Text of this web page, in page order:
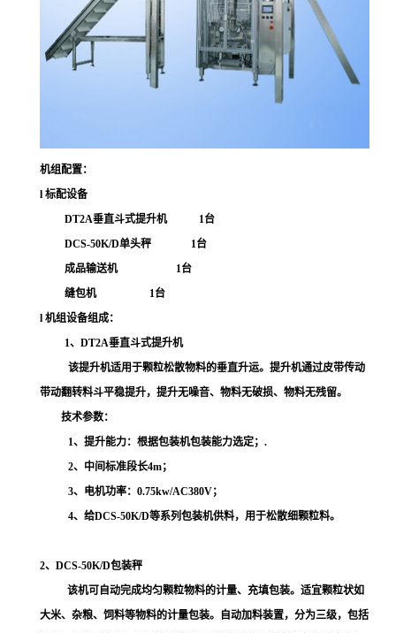
机组配置：
l 标配设备
DT2A垂直斗式提升机 1台
DCS-50K/D单头秤 1台
成品输送机
1台
缝包机
1台
l 机组设备组成：
1、 DT2A垂直斗式提升机
该提升机适用于颗粒松散物料的垂直升运。提升机通过皮带传动
带动翻转料斗平稳提升， 提升无噪音、物料无破损、物料无残留。
技术参数：
1、 提升能力： 根据包装机包装能力选定； .
2、 中间标准段长4m；
3、 电机功率： 0.75kw/AC380V；
4、 给DCS-50K/D等系列包装机供料，用于松散细颗粒料。
2、DCS-50K/D包装秤
该机可自动完成均匀颗粒物料的计量、充填包装。适宜颗粒状如
大米、杂粮、饲料等物料的计量包装。自动加料装置，分为三级，包括